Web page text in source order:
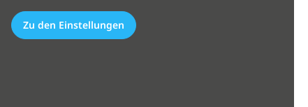
Zu den Einstellungen